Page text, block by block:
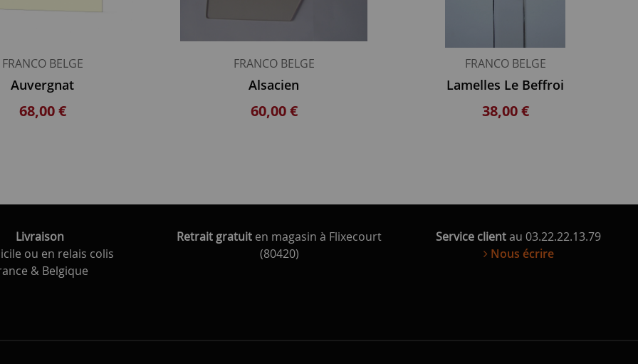
FRANCO BELGE
Auvergnat
68,00 €
FRANCO BELGE
Alsacien
60,00 €
FRANCO BELGE
Lamelles Le Beffroi
38,00 €
Livraison
ou en relais colis
& Belgique
Retrait gratuit en magasin à Flixecourt
(80420)
Service clientau 03.22.22.13.79
Nous écrire